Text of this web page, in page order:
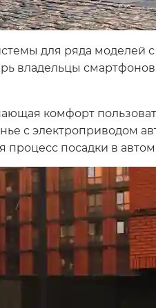
для ряда моделей
владельцы
комфорт
с электроприводом
посадки в